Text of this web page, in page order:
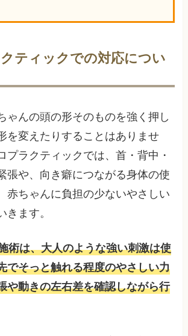
ティックでの対応につい
ゃんの頭の形そのものを強く押し
を変えたりすることはありませ
プラクティックでは、首・背中・
張や、向き癖につながる身体の使
赤ちゃんに負担の少ないやさしい
きます。
術は、大人のような強い刺激は使
でそっと触れる程度のやさしい力
や動きの左右差を確認しながら行